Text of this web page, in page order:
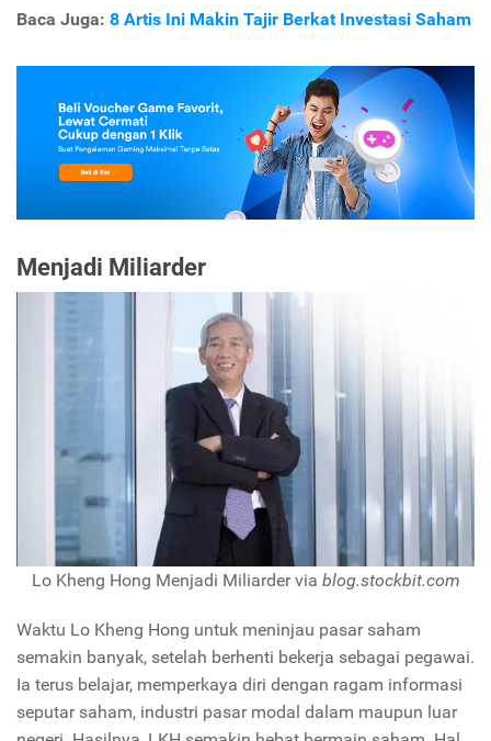
Baca Juga: 8 Artis Ini Makin Tajir Berkat Investasi Saham
Menjadi Miliarder
Lo Kheng Hong Menjadi Miliarder via blog.stockbit.com
Waktu Lo Kheng Hong untuk meninjau pasar saham
semakin banyak, setelah berhenti bekerja sebagai pegawai.
Ia terus belajar, memperkaya diri dengan ragam informasi
seputar saham, industri pasar modal dalam maupun luar